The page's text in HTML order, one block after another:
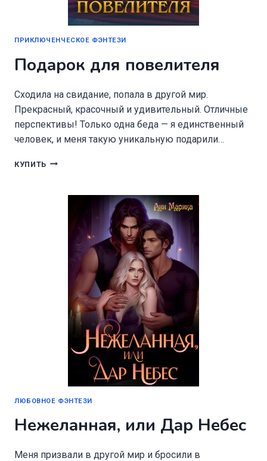
ПРИКЛЮЧЕНЧЕСКОЕ ФЭНТЕЗИ
Подарок для повелителя
Сходила на свидание, попала в другой мир.
Прекрасный, красочный и удивительный. Отличные
перспективы! Только одна беда — я единственный
человек, и меня такую уникальную подарили…
КУПИТЬ ПОДАРОК
ЛЮБОВНОЕ ФЭНТЕЗИ
Нежеланная, или Дар Небес
Меня призвали в другой мир и бросили в